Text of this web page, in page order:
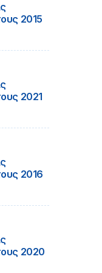
2015
2021
2016
2020